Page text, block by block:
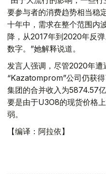
要参与者的消费趋势相当稳
十年中，需求在整个范围内
降，从2017年到2020年反
数字。”她解释说道。
发言人强调，尽管2020年遭
“Kazatomprom”公司仍获
集团的合并收入为5874.57
要是由于U3O8的现货价格
弱。
【编译：阿拉依】